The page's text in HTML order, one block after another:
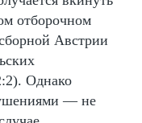
отборочном
Австрии
Однако
— не